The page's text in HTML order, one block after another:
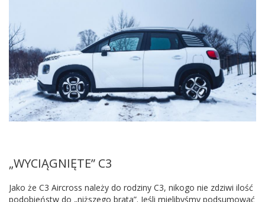
„WYCIĄGNIĘTE” C3
Jako że C3 Aircross należy do rodziny C3, nikogo nie zdziwi ilość
podobieństw do „niższego brata”. Jeśli mielibyśmy podsumować